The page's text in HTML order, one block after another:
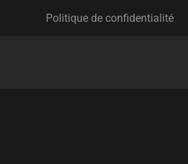
Politique de confidentialité